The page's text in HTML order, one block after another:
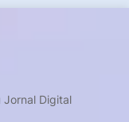
Jornal Digital